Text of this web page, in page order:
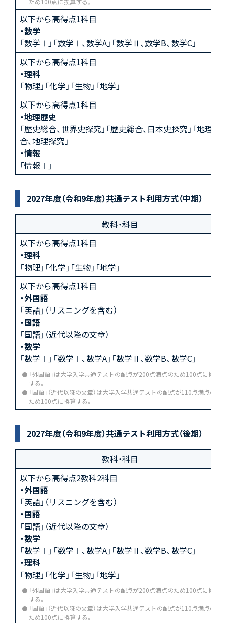
以下から高得点1科目
・数学
「数学Ⅰ」「数学Ⅰ、数学A」「数学Ⅱ、数学B、数学C」
以下から高得点1科目
・理科
「物理」「化学」「生物」「地学」
以下から高得点1科目
・地理歴史
「歴史総合、世界史探究」「歴史総合、日本史探究」「地理総
合、地理探究」
・情報
「情報Ⅰ」
2027年度（令和9年度）共通テスト利用方式（中期）
教科・科目
以下から高得点1科目
・理科
「物理」「化学」「生物」「地学」
以下から高得点1科目
・外国語
「英語」（リスニングを含む）
・国語
「国語」（近代以降の文章）
・数学
「数学Ⅰ」「数学Ⅰ、数学A」「数学Ⅱ、数学B、数学C」
「外国語」は大学入学共通テストの配点が200点満点のため100点に換算
する。
「国語」（近代以降の文章）は大学入学共通テストの配点が110点満点の
ため100点に換算する。
2027年度（令和9年度）共通テスト利用方式（後期）
教科・科目
以下から高得点2教科2科目
・外国語
「英語」（リスニングを含む）
・国語
「国語」（近代以降の文章）
・数学
「数学Ⅰ」「数学Ⅰ、数学A」「数学Ⅱ、数学B、数学C」
・理科
「物理」「化学」「生物」「地学」
「外国語」は大学入学共通テストの配点が200点満点のため100点に換算
する。
「国語」（近代以降の文章）は大学入学共通テストの配点が110点満点の
ため100点に換算する。